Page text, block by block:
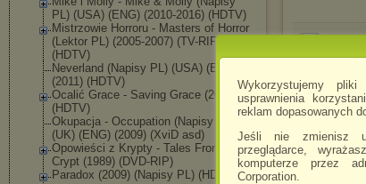
Wykorzystujemy
usprawnienia
reklam dopasowanych
Jeśli nie zmienisz
przeglądarce,
komputerze przez
Corporation.
PL) (USA) (ENG) (2010-2016) (HDTV)
Mistrzowie Horroru - Masters of Horror
(Lektor PL) (2005-2007) (TV-RIP) i
(HDTV)
Neverland (Napisy PL) (USA) (ENG)
(2011) (HDTV)
Ocalić Grace - Saving Grace (2007)
(HDTV)
Okupacja - Occupation (Napisy PL)
(UK) (ENG) (2009) (XviD asd)
Opowieści z Krypty - Tales From The
Crypt (1989) (DVD-RIP)
Paradox (2009) (Napisy PL) (HDTV)